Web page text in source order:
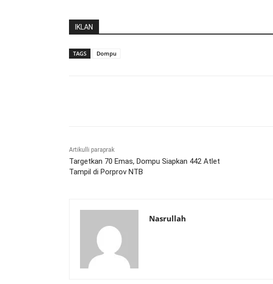
IKLAN
TAGS Dompu
Artikulli paraprak
Targetkan 70 Emas, Dompu Siapkan 442 Atlet
Tampil di Porprov NTB
Nasrullah